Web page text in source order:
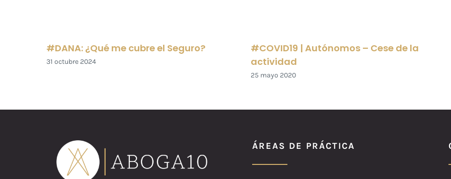
#DANA: ¿Qué me cubre el Seguro?
31 octubre 2024
#COVID19 | Autónomos – Cese de la
actividad
25 mayo 2020
ÁREAS DE PRÁCTICA